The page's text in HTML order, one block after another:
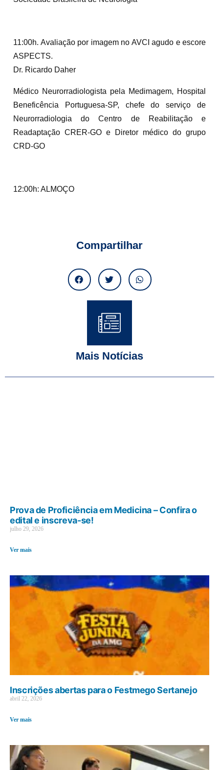
11:00h. Avaliação por imagem no AVCI agudo e escore
ASPECTS.
Dr. Ricardo Daher
Médico Neurorradiologista pela Medimagem, Hospital
Beneficência Portuguesa-SP, chefe do serviço de
Neurorradiologia do Centro de Reabilitação e
Readaptação CRER-GO e Diretor médico do grupo
CRD-GO
12:00h: ALMOÇO
Compartilhar
Mais Notícias
Prova de Proficiência em Medicina – Confira o
edital e inscreva-se!
julho 29, 2026
Ver mais
Inscrições abertas para o Festmego Sertanejo
abril 22, 2026
Ver mais